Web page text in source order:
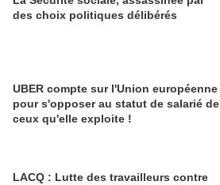
des choix politiques délibérés
UBER compte sur l'Union européenne
pour s'opposer au statut de salarié de
ceux qu'elle exploite !
LACQ : Lutte des travailleurs contre